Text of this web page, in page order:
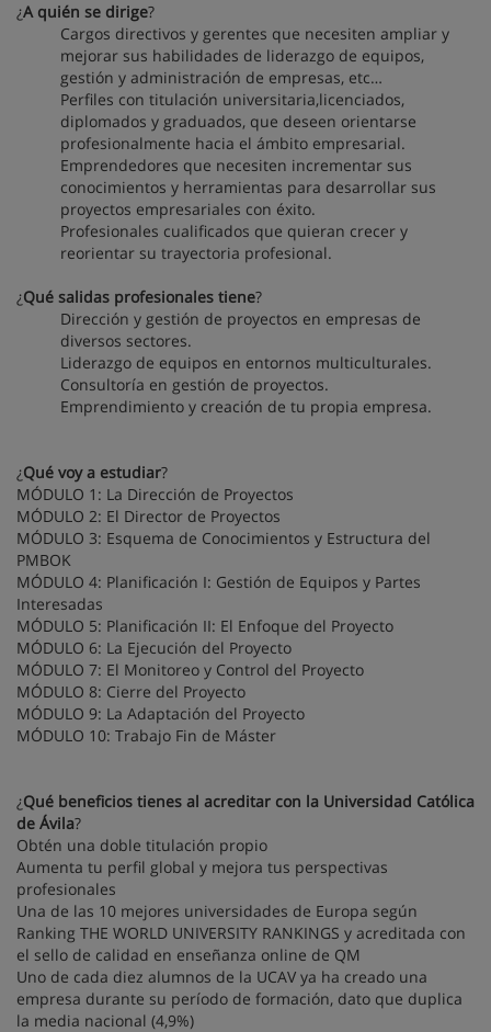
¿A quién se dirige?
Cargos directivos y gerentes que necesiten ampliar y
mejorar sus habilidades de liderazgo de equipos,
gestión y administración de empresas, etc…
Perfiles con titulación universitaria,licenciados,
diplomados y graduados, que deseen orientarse
profesionalmente hacia el ámbito empresarial.
Emprendedores que necesiten incrementar sus
conocimientos y herramientas para desarrollar sus
proyectos empresariales con éxito.
Profesionales cualificados que quieran crecer y
reorientar su trayectoria profesional.
¿Qué salidas profesionales tiene?
Dirección y gestión de proyectos en empresas de
diversos sectores.
Liderazgo de equipos en entornos multiculturales.
Consultoría en gestión de proyectos.
Emprendimiento y creación de tu propia empresa.
¿Qué voy a estudiar?
MÓDULO 1: La Dirección de Proyectos
MÓDULO 2: El Director de Proyectos
MÓDULO 3: Esquema de Conocimientos y Estructura del
PMBOK
MÓDULO 4: Planificación I: Gestión de Equipos y Partes
Interesadas
MÓDULO 5: Planificación II: El Enfoque del Proyecto
MÓDULO 6: La Ejecución del Proyecto
MÓDULO 7: El Monitoreo y Control del Proyecto
MÓDULO 8: Cierre del Proyecto
MÓDULO 9: La Adaptación del Proyecto
MÓDULO 10: Trabajo Fin de Máster
¿Qué beneficios tienes al acreditar con la Universidad Católica
de Ávila?
Obtén una doble titulación propio
Aumenta tu perfil global y mejora tus perspectivas
profesionales
Una de las 10 mejores universidades de Europa según
Ranking THE WORLD UNIVERSITY RANKINGS y acreditada con
el sello de calidad en enseñanza online de QM
Uno de cada diez alumnos de la UCAV ya ha creado una
empresa durante su período de formación, dato que duplica
la media nacional (4,9%)